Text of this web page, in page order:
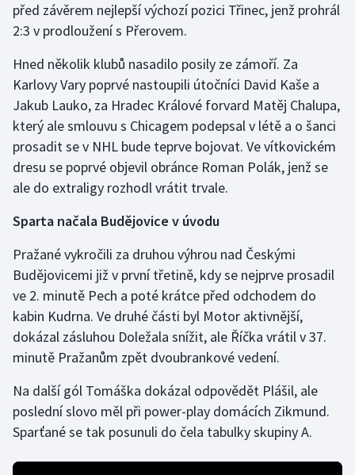
Gymnastika
Jezdectví
Judo
Krasobruslení
Moderní pětiboj
Motorsport
Olympijské hry
Parasport
Plavání
před závěrem nejlepší výchozí pozici Třinec, jenž prohrál
2:3 v prodloužení s Přerovem.
Hned několik klubů nasadilo posily ze zámoří. Za
Karlovy Vary poprvé nastoupili útočníci David Kaše a
Jakub Lauko, za Hradec Králové forvard Matěj Chalupa,
který ale smlouvu s Chicagem podepsal v létě a o šanci
prosadit se v NHL bude teprve bojovat. Ve vítkovickém
dresu se poprvé objevil obránce Roman Polák, jenž se
ale do extraligy rozhodl vrátit trvale.
Sparta načala Budějovice v úvodu
Pražané vykročili za druhou výhrou nad Českými
Budějovicemi již v první třetině, kdy se nejprve prosadil
ve 2. minutě Pech a poté krátce před odchodem do
kabin Kudrna. Ve druhé části byl Motor aktivnější,
dokázal zásluhou Doležala snížit, ale Říčka vrátil v 37.
minutě Pražanům zpět dvoubrankové vedení.
Na další gól Tomáška dokázal odpovědět Plášil, ale
poslední slovo měl při power-play domácích Zikmund.
Sparťané se tak posunuli do čela tabulky skupiny A.